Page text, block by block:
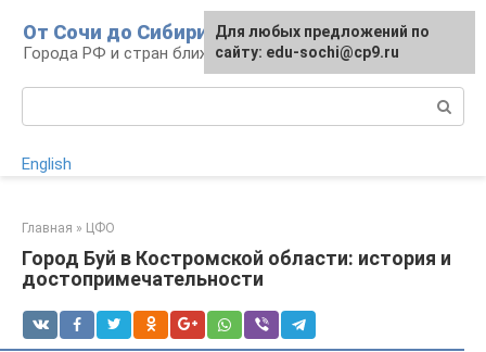
контенту
От Сочи до Сибири
Города РФ и стран ближнего зарубежья
English
Главная » ЦФО
Город Буй в Костромской области: история и
достопримечательности
Для любых предложений по
сайту: edu-sochi@cp9.ru